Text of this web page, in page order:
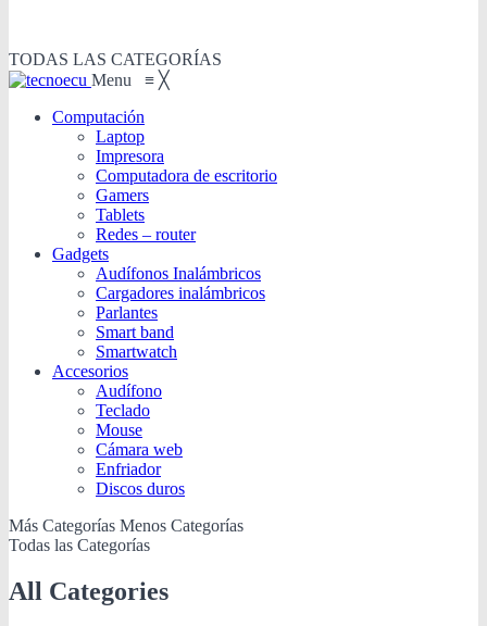
TODAS LAS CATEGORÍAS
Menu ≡ ╳
Computación
Laptop
Impresora
Computadora de escritorio
Gamers
Tablets
Redes – router
Gadgets
Audífonos Inalámbricos
Cargadores inalámbricos
Parlantes
Smart band
Smartwatch
Accesorios
Audífono
Teclado
Mouse
Cámara web
Enfriador
Discos duros
Más Categorías Menos Categorías
Todas las Categorías
All Categories